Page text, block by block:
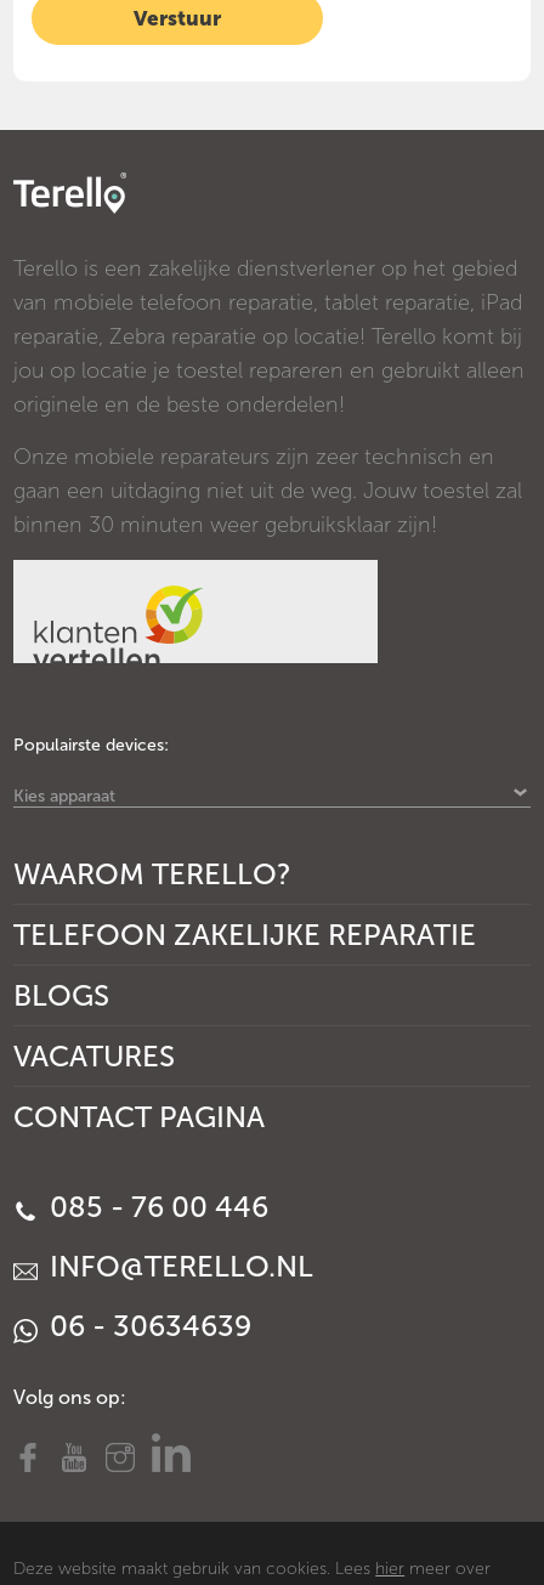
Terello is een zakelijke dienstverlener op het gebied
van mobiele telefoon reparatie, tablet reparatie, iPad
reparatie, Zebra reparatie op locatie! Terello komt bij
jou op locatie je toestel repareren en gebruikt alleen
originele en de beste onderdelen!
Onze mobiele reparateurs zijn zeer technisch en
gaan een uitdaging niet uit de weg. Jouw toestel zal
binnen 30 minuten weer gebruiksklaar zijn!
Populairste devices:
Kies apparaat
WAAROM TERELLO?
TELEFOON ZAKELIJKE REPARATIE
BLOGS
VACATURES
CONTACT PAGINA
085 - 76 00 446
INFO@TERELLO.NL
06 - 30634639
Volg ons op:
Deze website maakt gebruik van cookies. Lees hier meer over